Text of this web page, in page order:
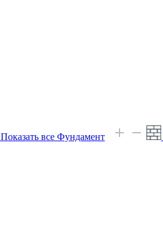
Показать все Фундамент